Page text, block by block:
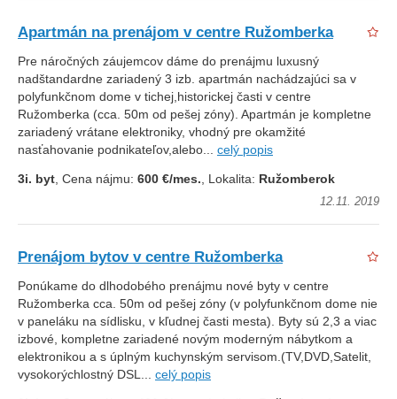
Apartmán na prenájom v centre Ružomberka
Pre náročných záujemcov dáme do prenájmu luxusný
nadštandardne zariadený 3 izb. apartmán nachádzajúci sa v
polyfunkčnom dome v tichej,historickej časti v centre
Ružomberka (cca. 50m od pešej zóny). Apartmán je kompletne
zariadený vrátane elektroniky, vhodný pre okamžité
nasťahovanie podnikateľov,alebo... celý popis
3i. byt, Cena nájmu: 600 €/mes., Lokalita: Ružomberok
12.11. 2019
Prenájom bytov v centre Ružomberka
Ponúkame do dlhodobého prenájmu nové byty v centre
Ružomberka cca. 50m od pešej zóny (v polyfunkčnom dome nie
v paneláku na sídlisku, v kľudnej časti mesta). Byty sú 2,3 a viac
izbové, kompletne zariadené novým moderným nábytkom a
elektronikou a s úplným kuchynským servisom.(TV,DVD,Satelit,
vysokorýchlostný DSL... celý popis